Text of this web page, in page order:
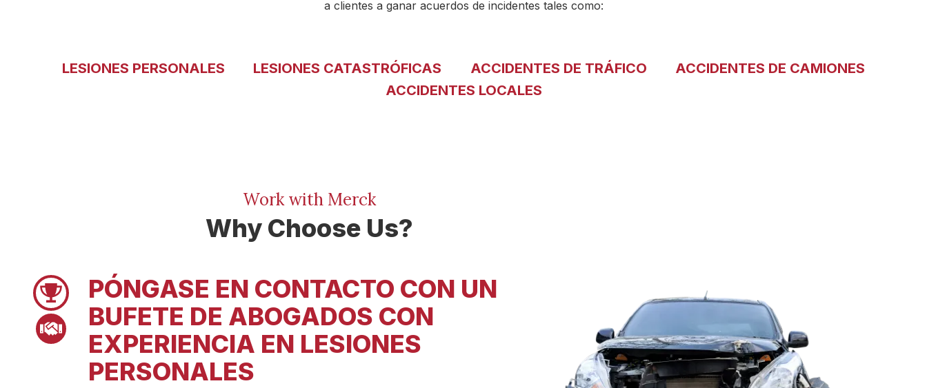
a clientes a ganar acuerdos de incidentes tales como:
LESIONES PERSONALES LESIONES CATASTRÓFICAS ACCIDENTES DE TRÁFICO
ACCIDENTES DE CAMIONES
ACCIDENTES LOCALES
Work with Merck
Why Choose Us?
Pager 1
Pager 2
PÓNGASE EN CONTACTO CON UN
BUFETE DE ABOGADOS CON
EXPERIENCIA EN LESIONES
PERSONALES